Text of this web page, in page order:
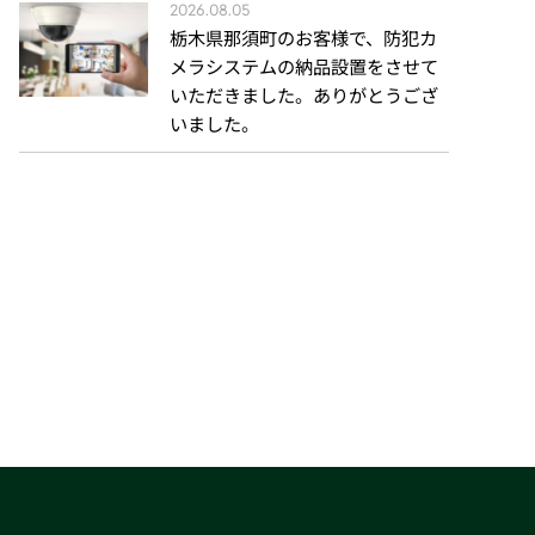
2026.08.05
栃木県那須町のお客様で、防犯カ
メラシステムの納品設置をさせて
いただきました。ありがとうござ
いました。